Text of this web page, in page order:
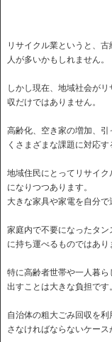
リサイクル業というと、
人が多いかもしれません。
しかし現在、地域社会が
収だけではありません。
高齢化、空き家の増加、
くさまざまな課題に対応
地域住民にとってリサイク
になりつつあります。
大きな家具や家電を自分で
家庭内で不要になったタ
に持ち運べるものではあり
特に高齢者世帯や一人暮
出すことは大きな負担です。
自治体の粗大ごみ回収を
さなければならないケース